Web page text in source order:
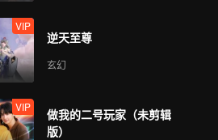
VIP
逆天至尊
玄幻
VIP
做我的二号玩家（未剪辑
版）